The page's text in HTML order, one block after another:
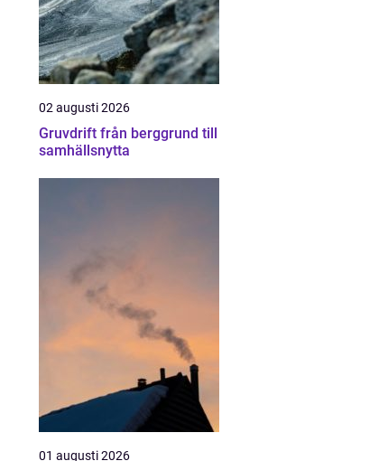
02 augusti 2026
Gruvdrift från berggrund till
samhällsnytta
01 augusti 2026